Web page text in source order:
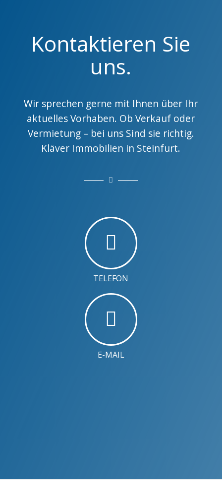
Kontaktieren Sie
uns.
Wir sprechen gerne mit Ihnen über Ihr
aktuelles Vorhaben. Ob Verkauf oder
Vermietung – bei uns Sind sie richtig.
Kläver Immobilien in Steinfurt.
TELEFON
E-MAIL